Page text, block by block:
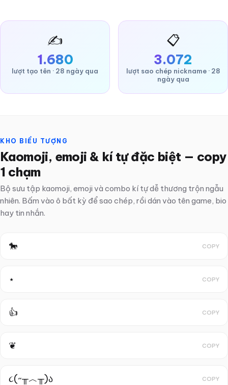
✍️
1.680
lượt tạo tên · 28 ngày qua
📋
3.072
lượt sao chép nickname · 28
ngày qua
KHO BIỂU TƯỢNG
Kaomoji, emoji & kí tự đặc biệt — copy
1 chạm
Bộ sưu tập kaomoji, emoji và combo kí tự dễ thương trộn ngẫu
nhiên. Bấm vào ô bất kỳ để sao chép, rồi dán vào tên game, bio
hay tin nhắn.
🐎 COPY
⋆ COPY
👍 COPY
❦ COPY
૮(˶╥︿╥)ა COPY